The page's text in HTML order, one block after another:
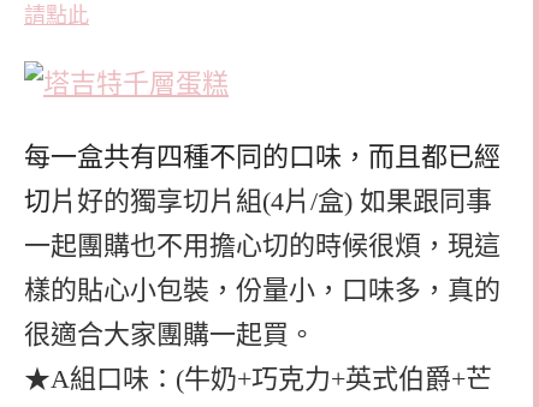
請點此
每一盒共有四種不同的口味，而且都已經
切片好的獨享切片組(4片/盒) 如果跟同事
一起團購也不用擔心切的時候很煩，現這
樣的貼心小包裝，份量小，口味多，真的
很適合大家團購一起買。
★A組口味：(牛奶+巧克力+英式伯爵+芒